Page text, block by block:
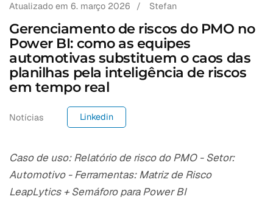
Atualizado em 6. março 2026 / Stefan
Gerenciamento de riscos do PMO no
Power BI: como as equipes
automotivas substituem o caos das
planilhas pela inteligência de riscos
em tempo real
Notícias Linkedin
Caso de uso: Relatório de risco do PMO - Setor:
Automotivo - Ferramentas: Matriz de Risco
LeapLytics + Semáforo para Power BI